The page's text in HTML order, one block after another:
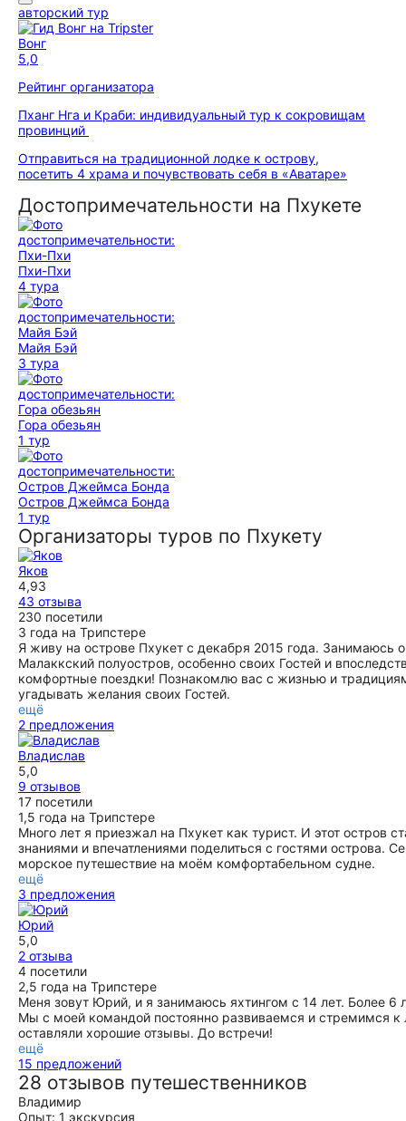
авторский тур
Вонг
5,0
Рейтинг организатора
Пханг Нга и Краби: индивидуальный тур к сокровищам
провинций
Отправиться на традиционной лодке к острову,
посетить 4 храма и почувствовать себя в «Аватаре»
Достопримечательности на Пхукете
Пхи-Пхи
4 тура
Майя Бэй
3 тура
Гора обезьян
1 тур
Остров Джеймса Бонда
1 тур
Организаторы туров по Пхукету
Яков
4,93
43 отзыва
230 посетили
3 года на Трипстере
Я живу на острове Пхукет с декабря 2015 года. Занимаюсь
Малаккский полуостров, особенно своих Гостей и
комфортные поездки! Познакомлю вас с жизнью и
угадывать желания своих Гостей.
ещё
2 предложения
Владислав
5,0
9 отзывов
17 посетили
1,5 года на Трипстере
Много лет я приезжал на Пхукет как турист. И этот
знаниями и впечатлениями поделиться с гостями острова.
морское путешествие на моём комфортабельном судне.
ещё
3 предложения
Юрий
5,0
2 отзыва
4 посетили
2,5 года на Трипстере
Меня зовут Юрий, и я занимаюсь яхтингом с 14 лет. Более
Мы с моей командой постоянно развиваемся и стремимся
оставляли хорошие отзывы. До встречи!
ещё
15 предложений
28 отзывов путешественников
Владимир
Опыт: 1 экскурсия